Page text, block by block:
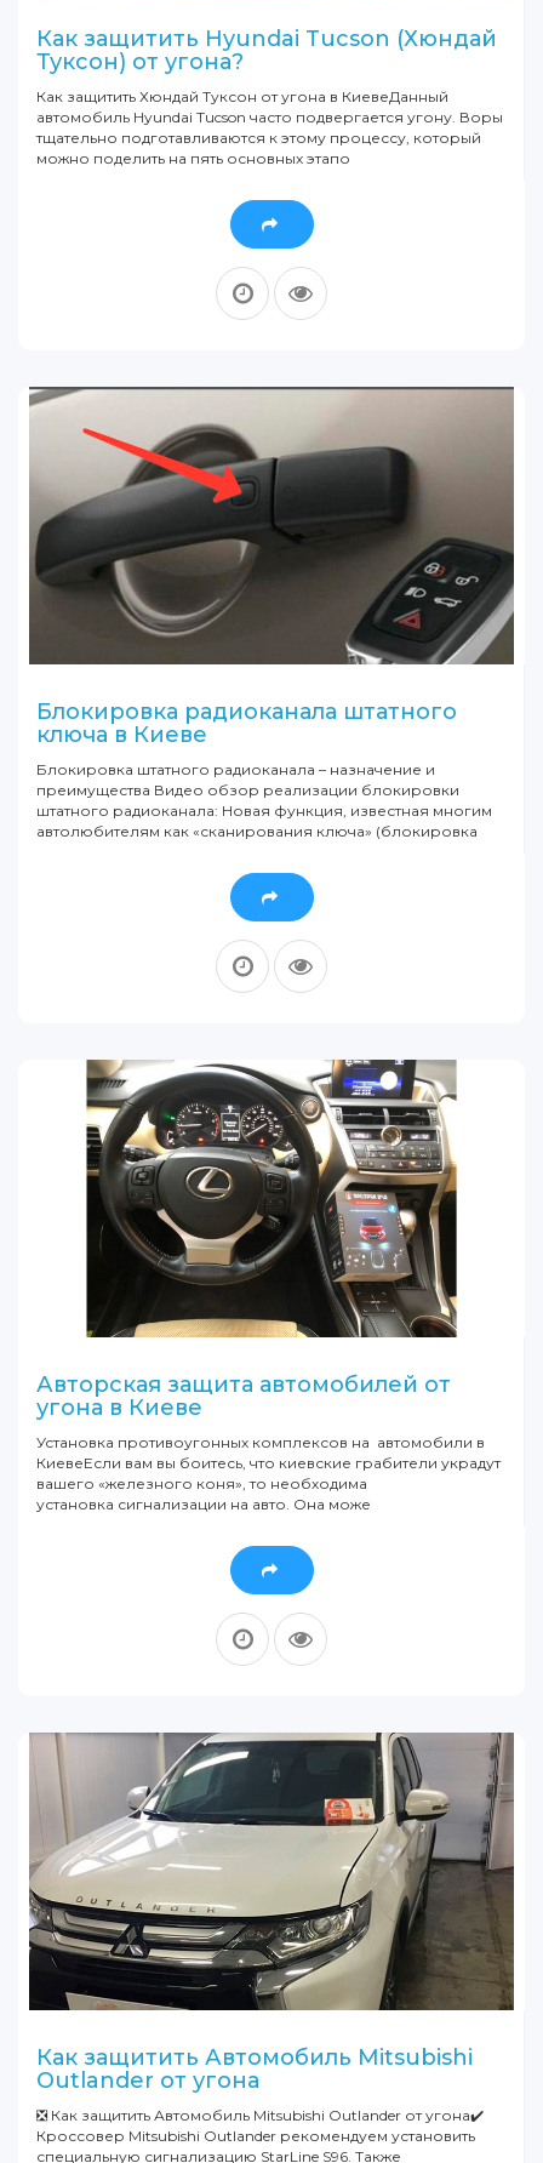
Как защитить Hyundai Tucson (Хюндай
Туксон) от угона?
Как защитить Хюндай Туксон от угона в КиевеДанный
автомобиль Hyundai Tucson часто подвергается угону. Воры
тщательно подготавливаются к этому процессу, который
можно поделить на пять основных этапо
Блокировка радиоканала штатного
ключа в Киеве
Блокировка штатного радиоканала – назначение и
преимущества Видео обзор реализации блокировки
штатного радиоканала: Новая функция, известная многим
автолюбителям как «сканирования ключа» (блокировка
Авторская защита автомобилей от
угона в Киеве
Установка противоугонных комплексов на автомобили в
КиевеЕсли вам вы боитесь, что киевские грабители украдут
вашего «железного коня», то необходима
установка сигнализации на авто. Она може
Как защитить Автомобиль Mitsubishi
Outlander от угона
❎ Как защитить Автомобиль Mitsubishi Outlander от угона✔️
Кроссовер Mitsubishi Outlander рекомендуем установить
специальную сигнализацию StarLine S96. Также